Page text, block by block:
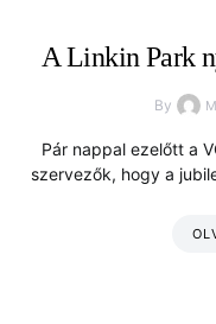
A Linkin Park
By
Pár nappal ezelőtt a
szervezők, hogy a